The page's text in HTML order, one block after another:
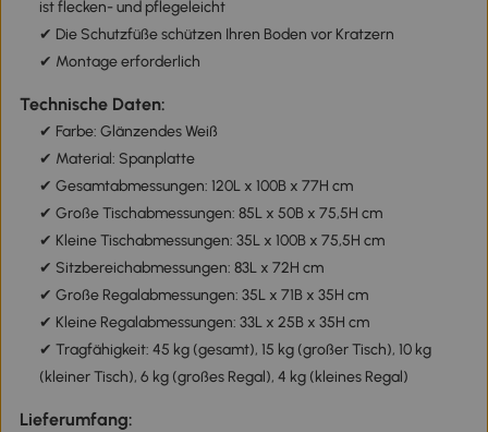
ist flecken- und pflegeleicht
✔ Die Schutzfüße schützen Ihren Boden vor Kratzern
✔ Montage erforderlich
Technische Daten:
✔ Farbe: Glänzendes Weiß
✔ Material: Spanplatte
✔ Gesamtabmessungen: 120L x 100B x 77H cm
✔ Große Tischabmessungen: 85L x 50B x 75,5H cm
✔ Kleine Tischabmessungen: 35L x 100B x 75,5H cm
✔ Sitzbereichabmessungen: 83L x 72H cm
✔ Große Regalabmessungen: 35L x 71B x 35H cm
✔ Kleine Regalabmessungen: 33L x 25B x 35H cm
✔ Tragfähigkeit: 45 kg (gesamt), 15 kg (großer Tisch), 10 kg
(kleiner Tisch), 6 kg (großes Regal), 4 kg (kleines Regal)
Lieferumfang: